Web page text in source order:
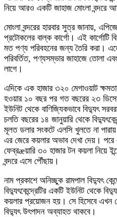
নিয়ে আরও একটি জাহাজ মোংলা বন্দরে
মোংলা বন্দরের হারবার সুত্র জানায়,
প্রটোকলের বাল্ক কার্গো। এই কার্গোটি
মত পণ্য পরিবহনের জন্য তৈরি করা।
পরিবর্তিত, পণ্যসম্ভার জাহাজে তোলা
লাগে।
এদিকে এক হাজার ৩২০ মেগাওয়াট
হওয়ার ১০ বছর পর গত বছরের ২৩
ইউনিট থেকে বাণিজ্যিকভাবে বিদ্যুৎ
চলতি বছরের ১৪ জানুয়ারি থেকে
মূলত ডলার সংকটে এলসি খুলতে না
এর জেরে কয়লার অভাব দেখা দেয়।
ফেব্রæয়ারি ৩০ হাজার টন কয়লা নিয়ে
বন্দরে এসে পৌঁছায়।
নাম প্রকাশে অনিচ্ছুক রামপাল বিদ্যুৎ
বিদ্যুৎকেন্দ্রেটির একটি ইউনিট থেকে
কয়লার প্রয়োজন হয়। সে হিসেবে এখন
বিদ্যুৎ উৎপাদন অব্যাহত থাকবে।